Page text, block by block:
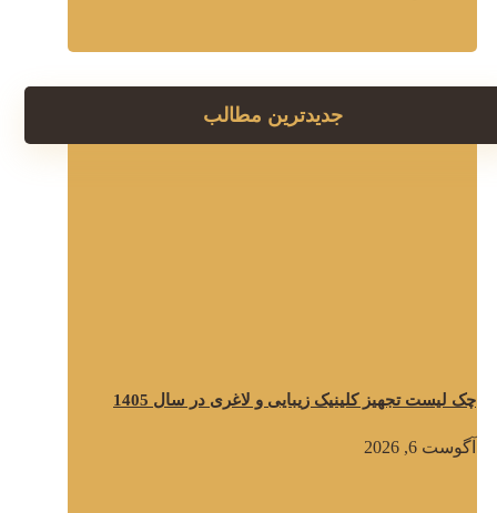
جدیدترین مطالب
چک لیست تجهیز کلینیک زیبایی و لاغری در سال 1405
آگوست 6, 2026